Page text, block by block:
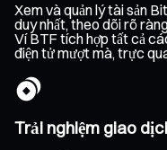
Xem và quản lý tài sản
duy nhất, theo dõi rõ
Ví BTF tích hợp tất cả
điện tử mượt mà, trực
Trải nghiệm giao